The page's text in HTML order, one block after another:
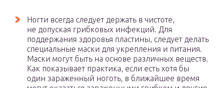
Ногти всегда следует держать в чистоте,
не допуская грибковых инфекций. Для
поддержания здоровья пластины, следует делать
специальные маски для укрепления и питания.
Маски могут быть на основе различных веществ.
Как показывает практика, если есть хотя бы
один зараженный ноготь, в ближайшее время